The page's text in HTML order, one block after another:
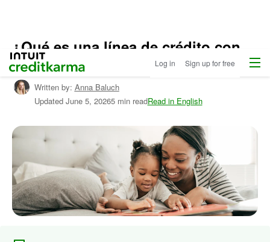
Intuit Credit Karma Log in Sign up for free Menu
¿Qué es una línea de crédito con
garantía?
Written by: Anna Baluch
Updated June 5, 20265 min readRead in English